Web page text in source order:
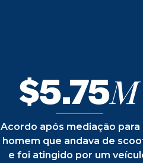
$5.75M
Acordo após mediação para
homem que andava de
e foi atingido por um